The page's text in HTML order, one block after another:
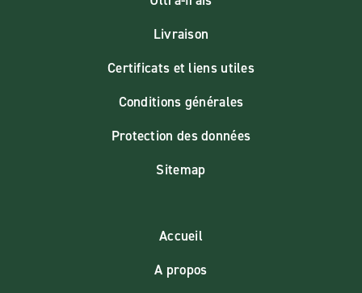
Livraison
Certificats et liens utiles
Conditions générales
Protection des données
Sitemap
Accueil
A propos